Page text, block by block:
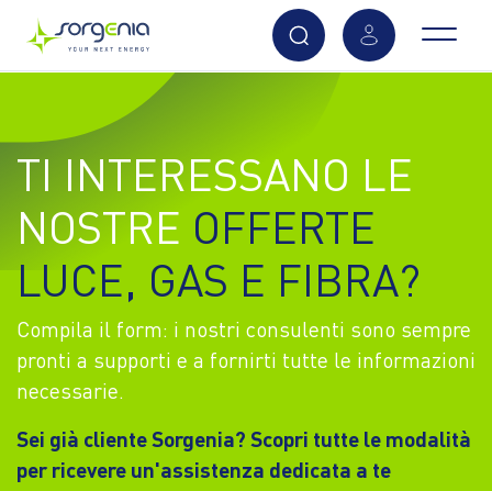
contenuto
principale
TI INTERESSANO LE
NOSTRE OFFERTE
LUCE, GAS E FIBRA?
Compila il form: i nostri consulenti sono sempre
pronti a supporti e a fornirti tutte le informazioni
necessarie.
Sei già cliente Sorgenia? Scopri tutte le modalità
per ricevere un'assistenza dedicata a te